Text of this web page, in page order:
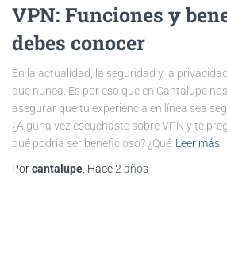
VPN: Funciones y
debes conocer
En la actualidad, la seguridad y la
que nunca. Es por eso que en Cantalupe
asegurar que tu experiencia en línea sea
¿Alguna vez escuchaste sobre VPN y te
qué podría ser beneficioso? ¿Qué Leer más
Porcantalupe , Hace2 años